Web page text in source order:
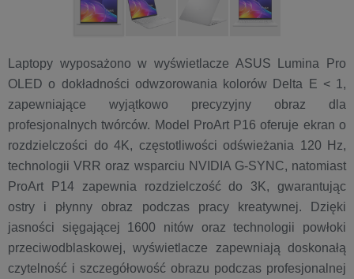
Laptopy wyposażono w wyświetlacze ASUS Lumina Pro
OLED o dokładności odwzorowania kolorów Delta E < 1,
zapewniające wyjątkowo precyzyjny obraz dla
profesjonalnych twórców. Model ProArt P16 oferuje ekran o
rozdzielczości do 4K, częstotliwości odświeżania 120 Hz,
technologii VRR oraz wsparciu NVIDIA G-SYNC, natomiast
ProArt P14 zapewnia rozdzielczość do 3K, gwarantując
ostry i płynny obraz podczas pracy kreatywnej. Dzięki
jasności sięgającej 1600 nitów oraz technologii powłoki
przeciwodblaskowej, wyświetlacze zapewniają doskonałą
czytelność i szczegółowość obrazu podczas profesjonalnej